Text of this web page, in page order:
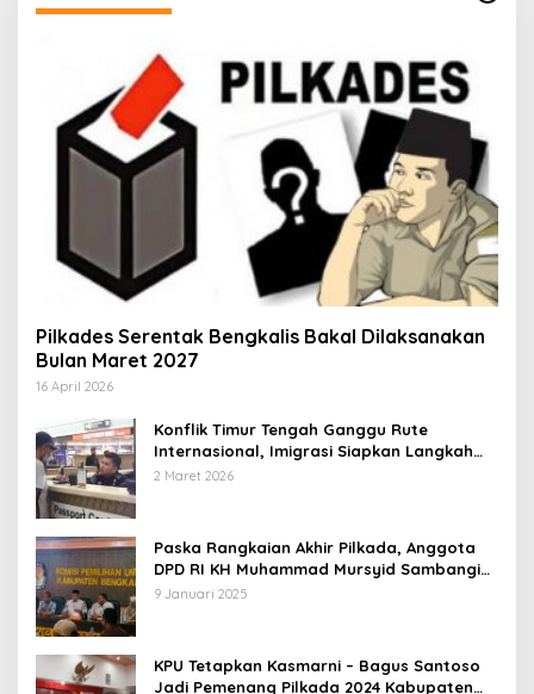
Pilkades Serentak Bengkalis Bakal Dilaksanakan
Bulan Maret 2027
16 April 2026
Konflik Timur Tengah Ganggu Rute
Internasional, Imigrasi Siapkan Langkah
Antisipatif
2 Maret 2026
Paska Rangkaian Akhir Pilkada, Anggota
DPD RI KH Muhammad Mursyid Sambangi
KPU Bengkalis
9 Januari 2025
KPU Tetapkan Kasmarni – Bagus Santoso
Jadi Pemenang Pilkada 2024 Kabupaten